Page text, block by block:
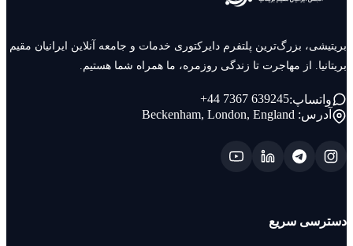
بریتیشی، بزرگ‌ترین پلتفرم دایرکتوری خدمات و جامعه آنلاین ایرانیان مقیم
بریتانیا. از مهاجرت تا زندگی روزمره، ما همراه شما هستیم.
واتساپ:+44 7367 639245
آدرس:Beckenham, London, England
دسترسی سریع